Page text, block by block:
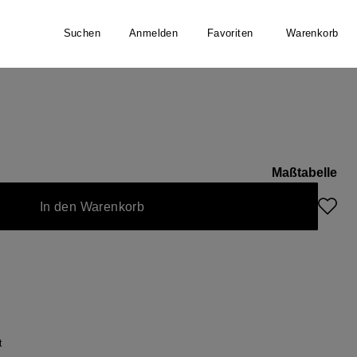
Suchen Anmelden Favoriten Warenkorb
Maßtabelle
In den Warenkorb